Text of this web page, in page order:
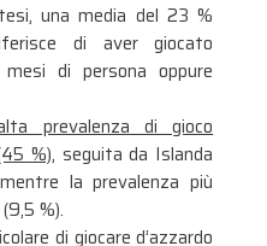
una media del 23 %
di aver giocato
di persona oppure
prevalenza di gioco
%), seguita da Islanda
la prevalenza più
%).
di giocare d’azzardo